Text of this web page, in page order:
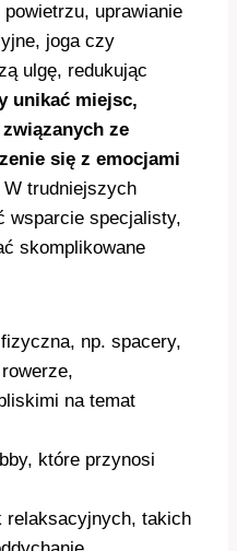
uprawianie
joga czy
ulgę, redukując
unikać miejsc,
ze
się z emocjami
W trudniejszych
wsparcie specjalisty,
skomplikowane
np. spacery,
na temat
które przynosi
relaksacyjnych, takich